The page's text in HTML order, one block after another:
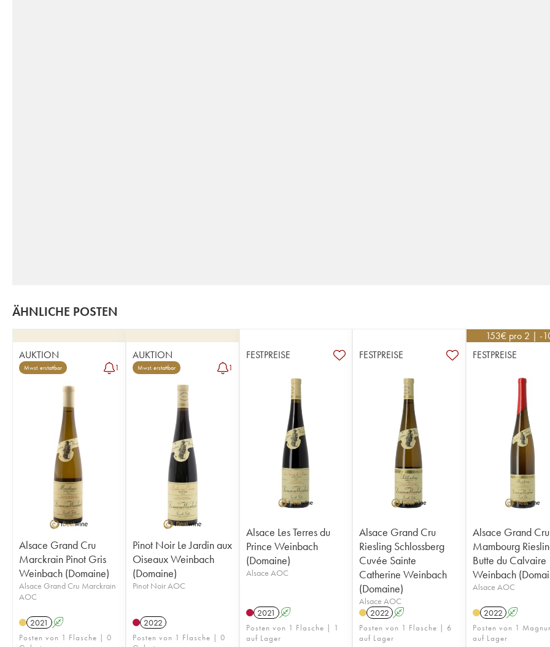
ÄHNLICHE POSTEN
AUKTION
Mwst. erstattbar 1
Alsace Grand Cru
Marckrain Pinot Gris
Weinbach (Domaine)
Alsace Grand Cru Marckrain
AOC
2021 A
Posten von 1 Flasche | 0
AUKTION
Mwst. erstattbar 1
Pinot Noir Le Jardin aux
Oiseaux Weinbach
(Domaine)
Pinot Noir AOC
2022
Posten von 1 Flasche | 0
FESTPREISE
Alsace Les Terres du
Prince Weinbach
(Domaine)
Alsace AOC
2021 A
Posten von 1 Flasche | 1
auf Lager
FESTPREISE
Alsace Grand Cru
Riesling Schlossberg
Cuvée Sainte
Catherine Weinbach
(Domaine)
Alsace AOC
2022 A
Posten von 1 Flasche | 6
auf Lager
153€ pro 2 | -
FESTPREISE
Alsace Grand Cru
Mambourg
Butte du Calvaire
Weinbach
Alsace AOC
2022 A
Posten von 1
auf Lager